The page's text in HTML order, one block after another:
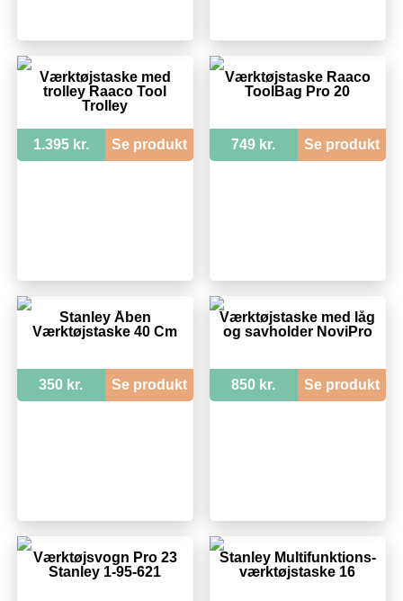
Værktøjstaske med
trolley Raaco Tool
Trolley
1.395 kr. Se produkt
Værktøjstaske Raaco
ToolBag Pro 20
749 kr. Se produkt
Stanley Åben
Værktøjstaske 40 Cm
350 kr. Se produkt
Værktøjstaske med låg
og savholder NoviPro
850 kr. Se produkt
Værktøjsvogn Pro 23
Stanley 1-95-621
Stanley Multifunktions-
værktøjstaske 16